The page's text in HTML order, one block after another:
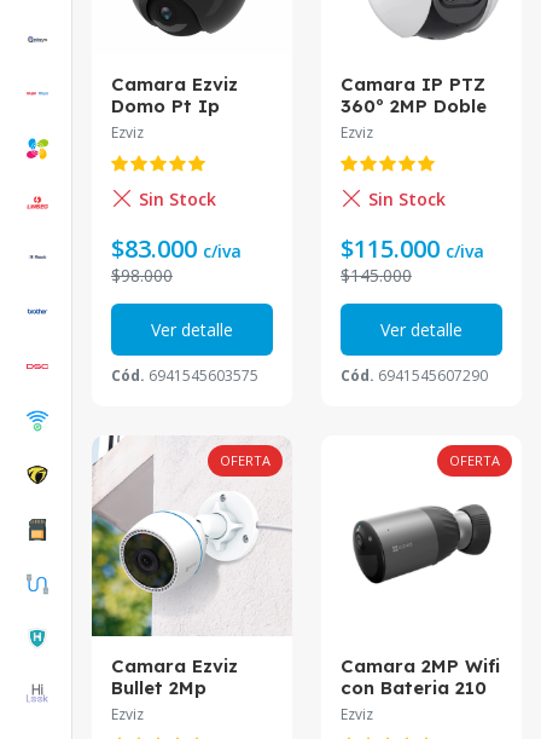
Camara Ezviz
Domo Pt Ip
1080P Wifi Ai
Cs-C8C
Ezviz
Sin Stock
$83.000 c/iva
$98.000
Ver detalle
Cód. 6941545603575
Camara IP PTZ
360º 2MP Doble
Lente Audio Ai
C8PF-A0-
6E22WFR Ezviz
Ezviz
Sin Stock
$115.000 c/iva
$145.000
Ver detalle
Cód. 6941545607290
OFERTA
Camara Ezviz
Bullet 2Mp
Exterior C3Tn
Ezviz
OFERTA
Camara 2MP Wifi
con Bateria 210
Dias Night Color
Ezviz